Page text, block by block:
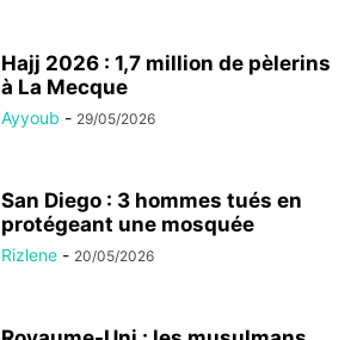
Hajj 2026 : 1,7 million de pèlerins
à La Mecque
Ayyoub - 29/05/2026
San Diego : 3 hommes tués en
protégeant une mosquée
Rizlene - 20/05/2026